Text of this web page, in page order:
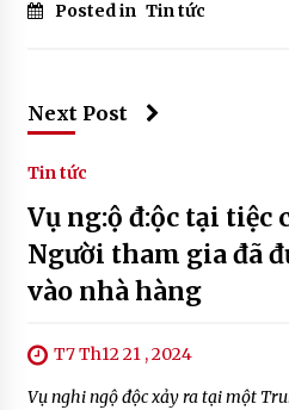
Posted in Tin tức
Next Post
Tin tức
Vụ ng:ộ đ:ộc tại tiệc
Người tham gia đã
vào nhà hàng
T7 Th12 21 , 2024
Vụ nghi ngộ độc xảy ra tại một